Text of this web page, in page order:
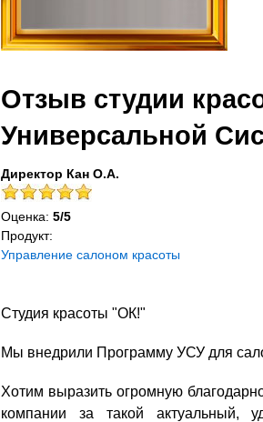
Отзыв студии
Универсальной
Директор Кан О.А.
Оценка: 5/5
Продукт:
Управление салоном красоты
Студия красоты "ОК!"
Мы внедрили Программу УСУ для
Хотим выразить огромную
компании за такой актуальный,